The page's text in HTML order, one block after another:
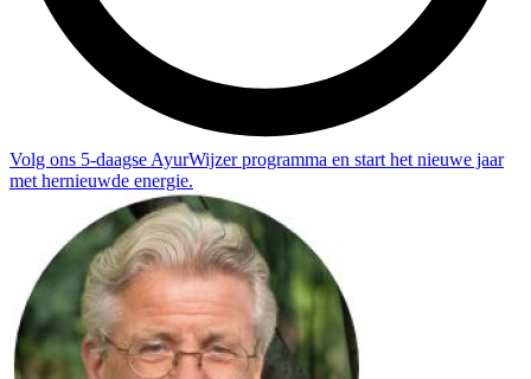
Volg ons 5-daagse AyurWijzer programma en start het nieuwe jaar
met hernieuwde energie.